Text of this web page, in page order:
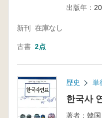
出版年：
新刊 在庫なし
古書 2点
歴史 単
한국사
著者： 韓